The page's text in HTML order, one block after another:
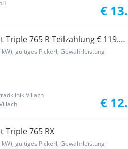
€
765 R Teilzahlung € 119.-
kW), gültiges Pickerl, Gewährleistung
Villach
€
Triple 765 RX
kW), gültiges Pickerl, Gewährleistung